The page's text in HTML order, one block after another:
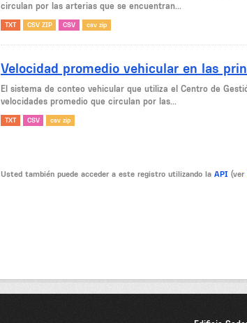
circulan por las arterias que se encuentran...
TXT CSV ZIP CSV csv zip
Velocidad promedio vehicular en las
El sistema de conteo vehicular que utiliza el Centro de
velocidades promedio que circulan por las...
TXT CSV csv zip
Usted también puede acceder a este registro utilizando la API (ver